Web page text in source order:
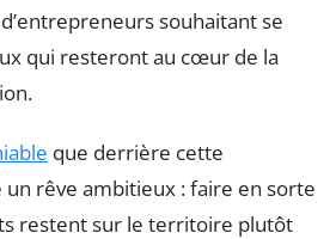
souhaitant se
qui resteront au cœur de la
que derrière cette
un rêve ambitieux : faire en sorte
restent sur le territoire plutôt